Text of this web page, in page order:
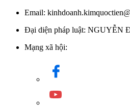
Email:
Đại diện pháp luật: NGUYỄN
Mạng xã hội: